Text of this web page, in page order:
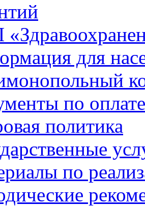
для
по
политика
по